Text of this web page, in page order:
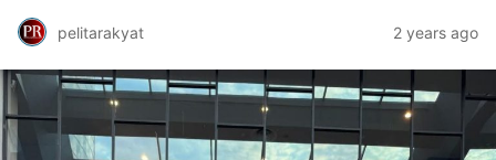
pelitarakyat 2 years ago